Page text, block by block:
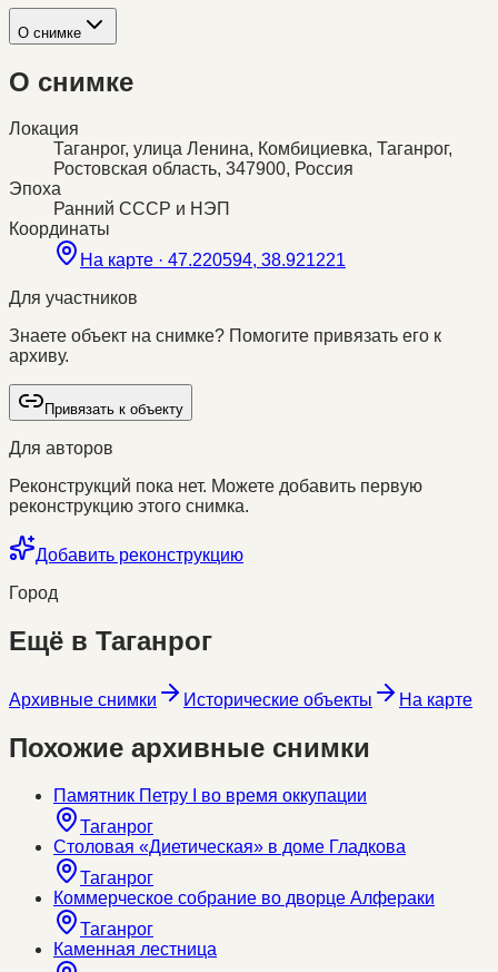
О снимке
О снимке
Локация
Таганрог, улица Ленина, Комбициевка, Таганрог,
Ростовская область, 347900, Россия
Эпоха
Ранний СССР и НЭП
Координаты
На карте · 47.220594, 38.921221
Для участников
Знаете объект на снимке? Помогите привязать его к
архиву.
Привязать к объекту
Для авторов
Реконструкций пока нет. Можете добавить первую
реконструкцию этого снимка.
Добавить реконструкцию
Город
Ещё в Таганрог
Архивные снимки Исторические объекты На карте
Похожие архивные снимки
Памятник Петру I во время оккупации
Таганрог
Столовая «Диетическая» в доме Гладкова
Таганрог
Коммерческое собрание во дворце Алфераки
Таганрог
Каменная лестница